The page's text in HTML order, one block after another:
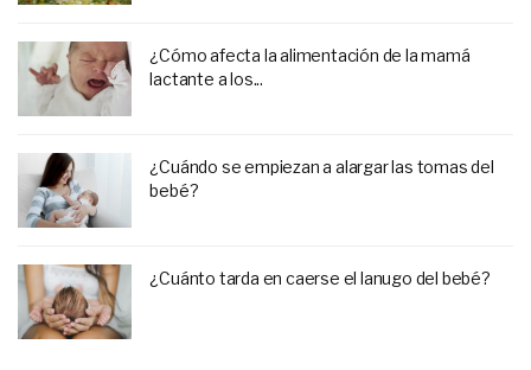
¿Cómo afecta la alimentación de la mamá
lactante a los...
¿Cuándo se empiezan a alargar las tomas del
bebé?
¿Cuánto tarda en caerse el lanugo del bebé?